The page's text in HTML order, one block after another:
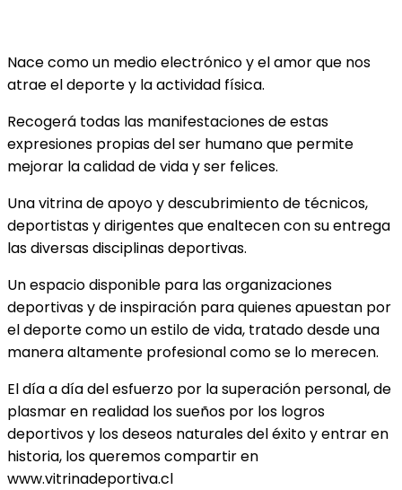
Nace como un medio electrónico y el amor que nos
atrae el deporte y la actividad física.
Recogerá todas las manifestaciones de estas
expresiones propias del ser humano que permite
mejorar la calidad de vida y ser felices.
Una vitrina de apoyo y descubrimiento de técnicos,
deportistas y dirigentes que enaltecen con su entrega
las diversas disciplinas deportivas.
Un espacio disponible para las organizaciones
deportivas y de inspiración para quienes apuestan por
el deporte como un estilo de vida, tratado desde una
manera altamente profesional como se lo merecen.
El día a día del esfuerzo por la superación personal, de
plasmar en realidad los sueños por los logros
deportivos y los deseos naturales del éxito y entrar en
historia, los queremos compartir en
www.vitrinadeportiva.cl